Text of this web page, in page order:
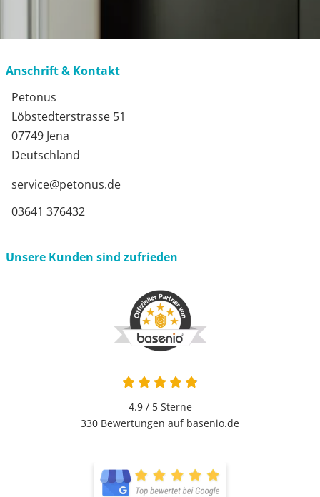
Anschrift & Kontakt
Petonus
Löbstedterstrasse 51
07749 Jena
Deutschland
service@petonus.de
03641 376432
Unsere Kunden sind zufrieden
4.9 / 5Sterne
330 Bewertungen auf basenio.de